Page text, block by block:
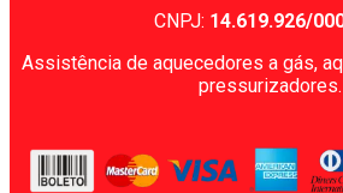
CNPJ: 14.619.926/
Assistência de aquecedores a gás,
pressurizadores.